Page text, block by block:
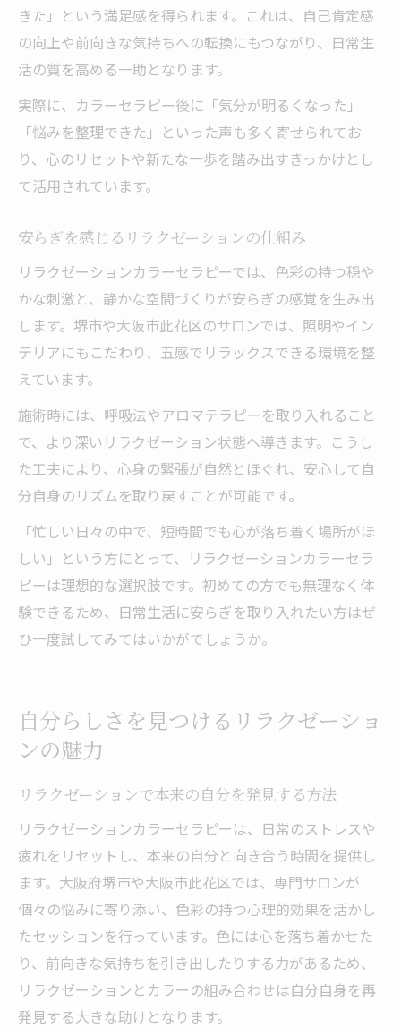
きた」という満足感を得られます。これは、自己肯定感
の向上や前向きな気持ちへの転換にもつながり、日常生
活の質を高める一助となります。
実際に、カラーセラピー後に「気分が明るくなった」
「悩みを整理できた」といった声も多く寄せられてお
り、心のリセットや新たな一歩を踏み出すきっかけとし
て活用されています。
安らぎを感じるリラクゼーションの仕組み
リラクゼーションカラーセラピーでは、色彩の持つ穏や
かな刺激と、静かな空間づくりが安らぎの感覚を生み出
します。堺市や大阪市此花区のサロンでは、照明やイン
テリアにもこだわり、五感でリラックスできる環境を整
えています。
施術時には、呼吸法やアロマテラピーを取り入れること
で、より深いリラクゼーション状態へ導きます。こうし
た工夫により、心身の緊張が自然とほぐれ、安心して自
分自身のリズムを取り戻すことが可能です。
「忙しい日々の中で、短時間でも心が落ち着く場所がほ
しい」という方にとって、リラクゼーションカラーセラ
ピーは理想的な選択肢です。初めての方でも無理なく体
験できるため、日常生活に安らぎを取り入れたい方はぜ
ひ一度試してみてはいかがでしょうか。
自分らしさを見つけるリラクゼーショ
ンの魅力
リラクゼーションで本来の自分を発見する方法
リラクゼーションカラーセラピーは、日常のストレスや
疲れをリセットし、本来の自分と向き合う時間を提供し
ます。大阪府堺市や大阪市此花区では、専門サロンが
個々の悩みに寄り添い、色彩の持つ心理的効果を活かし
たセッションを行っています。色には心を落ち着かせた
り、前向きな気持ちを引き出したりする力があるため、
リラクゼーションとカラーの組み合わせは自分自身を再
発見する大きな助けとなります。